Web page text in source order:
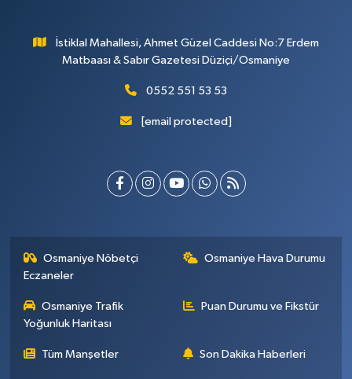
İstiklal Mahallesi, Ahmet Güzel Caddesi No:7 Erdem
Matbaası & Sabır Gazetesi Düziçi/Osmaniye
0552 551 53 53
[email protected]
Osmaniye Nöbetçi
Eczaneler
Osmaniye Hava Durumu
Osmaniye Trafik
Yoğunluk Haritası
Puan Durumu ve Fikstür
Tüm Manşetler Son Dakika Haberleri